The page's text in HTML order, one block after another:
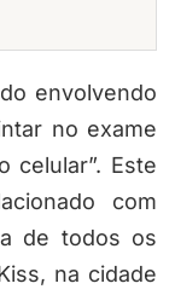
envolvendo
no exame
celular”. Este
com
de todos os
na cidade